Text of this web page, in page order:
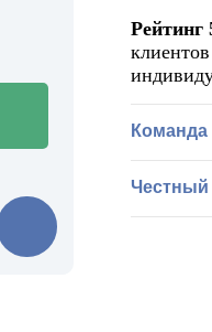
Рейтинг
Команда
опытных
у
Честный
Опытные
прошедшие
ведущих
Наши